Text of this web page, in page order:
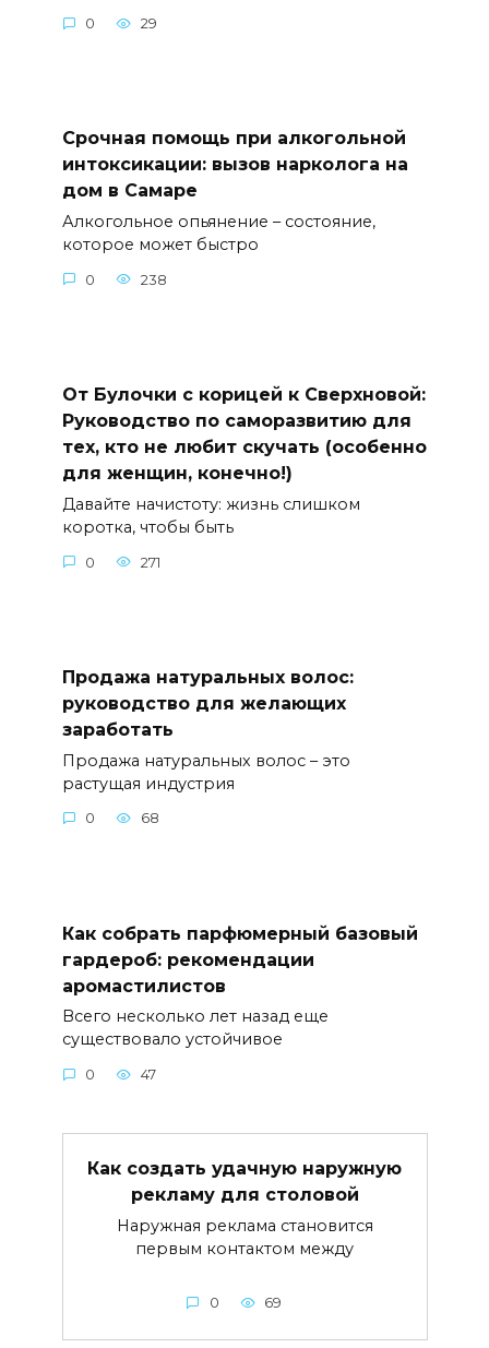
0 29
Срочная помощь при алкогольной
интоксикации: вызов нарколога на
дом в Самаре
Алкогольное опьянение – состояние,
которое может быстро
0 238
От Булочки с корицей к Сверхновой:
Руководство по саморазвитию для
тех, кто не любит скучать (особенно
для женщин, конечно!)
Давайте начистоту: жизнь слишком
коротка, чтобы быть
0 271
Продажа натуральных волос:
руководство для желающих
заработать
Продажа натуральных волос – это
растущая индустрия
0 68
Как собрать парфюмерный базовый
гардероб: рекомендации
аромастилистов
Всего несколько лет назад еще
существовало устойчивое
0 47
Как создать удачную наружную
рекламу для столовой
Наружная реклама становится
первым контактом между
0 69